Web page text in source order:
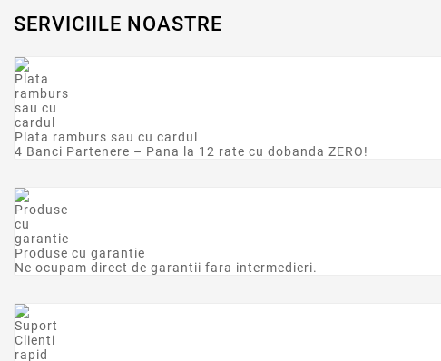
SERVICIILE NOASTRE
Plata ramburs sau cu cardul
4 Banci Partenere – Pana la 12 rate cu dobanda ZERO!
Produse cu garantie
Ne ocupam direct de garantii fara intermedieri.